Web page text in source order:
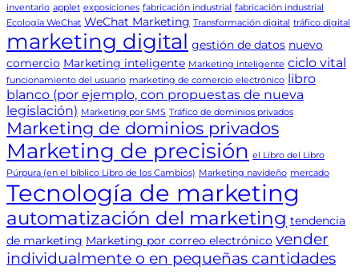
inventario applet exposiciones fabricación industrial fabricación industrial
Ecología WeChat WeChat Marketing Transformación digital tráfico digital
marketing digital gestión de datos nuevo
comercio Marketing inteligente Marketing inteligente ciclo vital
funcionamiento del usuario marketing de comercio electrónico libro
blanco (por ejemplo, con propuestas de nueva
legislación) Marketing por SMS Tráfico de dominios privados
Marketing de dominios privados
Marketing de precisión el Libro del Libro
Púrpura (en el bíblico Libro de los Cambios) Marketing navideño mercado
Tecnología de marketing
automatización del marketing tendencia
de marketing Marketing por correo electrónico vender
individualmente o en pequeñas cantidades